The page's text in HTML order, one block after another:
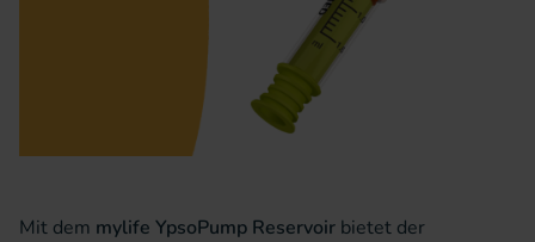
Mit dem mylife YpsoPump Reservoir bietet der